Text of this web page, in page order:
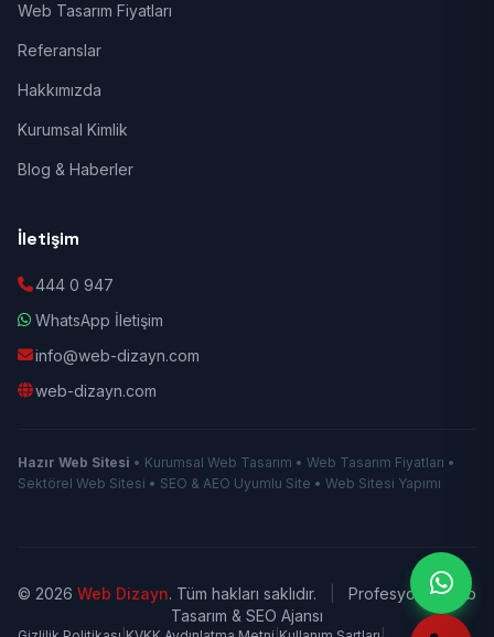
Web Tasarım Fiyatları
Referanslar
Hakkımızda
Kurumsal Kimlik
Blog & Haberler
İletişim
444 0 947
WhatsApp İletişim
info@web-dizayn.com
web-dizayn.com
Hazır Web Sitesi • Kurumsal Web Tasarım • Web Tasarım Fiyatları •
Sektörel Web Sitesi • SEO & AEO Uyumlu Site • Web Sitesi Yapımı
© 2026 Web Dizayn. Tüm hakları saklıdır.
Profesyonel Web
Tasarım & SEO Ajansı